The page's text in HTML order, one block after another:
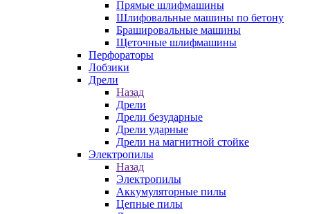
Прямые шлифмашины
Шлифовальные машины по бетону
Брашировальные машины
Щеточные шлифмашины
Перфораторы
Лобзики
Дрели
Назад
Дрели
Дрели безударные
Дрели ударные
Дрели на магнитной стойке
Электропилы
Назад
Электропилы
Аккумуляторные пилы
Цепные пилы